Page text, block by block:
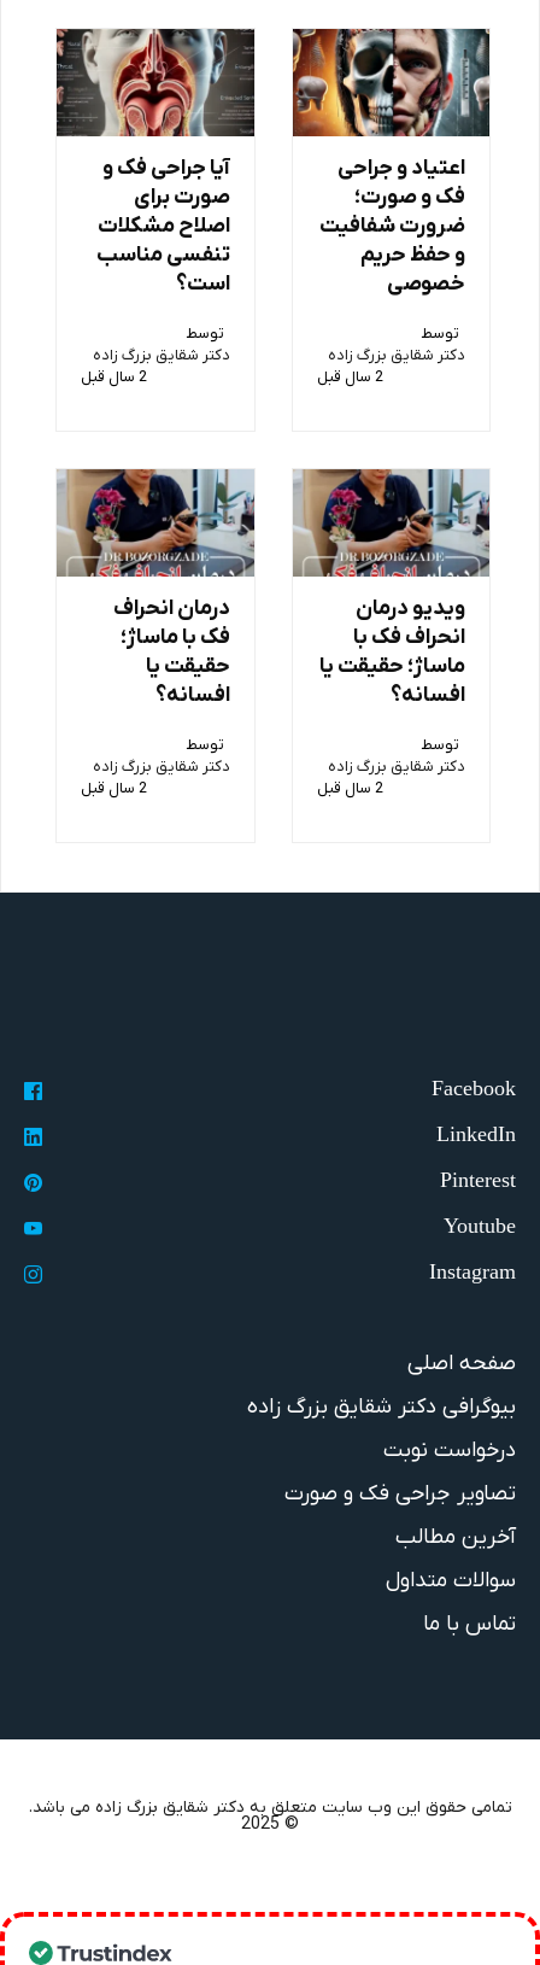
اعتیاد و جراحی
فک و صورت؛
ضرورت شفافیت
و حفظ حریم
خصوصی
توسط
دکتر شقایق بزرگ زاده
2 سال قبل
آیا جراحی فک و
صورت برای
اصلاح مشکلات
تنفسی مناسب
است؟
توسط
دکتر شقایق بزرگ زاده
2 سال قبل
ویدیو درمان
انحراف فک با
ماساژ؛ حقیقت یا
افسانه؟
توسط
دکتر شقایق بزرگ زاده
2 سال قبل
درمان انحراف
فک با ماساژ؛
حقیقت یا
افسانه؟
توسط
دکتر شقایق بزرگ زاده
2 سال قبل
صفحه اصلی
بیوگرافی دکتر شقایق بزرگ زاده
درخواست نوبت
تصاویر جراحی فک و صورت
آخرین مطالب
سوالات متداول
تماس با ما
تمامی حقوق این وب سایت متعلق به دکتر شقایق بزرگ زاده می باشد.
© 2025